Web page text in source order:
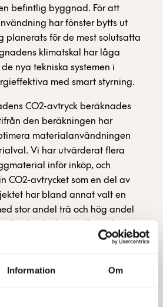
Information Om
befintlig byggnad. För att
har fönster bytts ut
planerats för de mest solutsatta
klimatskal har låga
nya tekniska systemen i
med smart styrning.
CO2-avtryck beräknades
den beräkningen har
materialanvändningen
Vi har utvärderat flera
inför inköp, och
CO2-avtrycket som en del av
har bland annat valt en
stor andel trä och hög andel
har även testat den nya
av återvunna